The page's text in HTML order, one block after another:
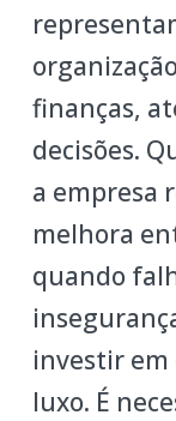
finanças,
decisões.
a empresa
melhora
quando
investir em
luxo. É